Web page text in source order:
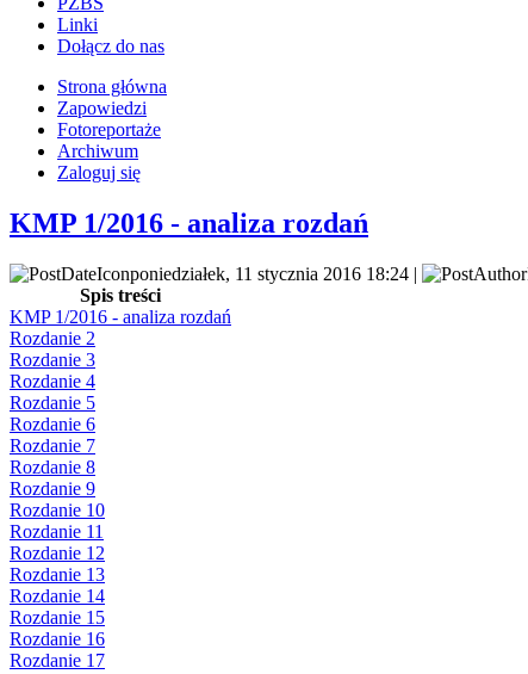
Linki
Dołącz do nas
Strona główna
Zapowiedzi
Fotoreportaże
Archiwum
Zaloguj się
KMP 1/2016 - analiza rozdań
poniedziałek, 11 stycznia 2016 18:24 |
Spis treści
KMP 1/2016 - analiza rozdań
Rozdanie 2
Rozdanie 3
Rozdanie 4
Rozdanie 5
Rozdanie 6
Rozdanie 7
Rozdanie 8
Rozdanie 9
Rozdanie 10
Rozdanie 11
Rozdanie 12
Rozdanie 13
Rozdanie 14
Rozdanie 15
Rozdanie 16
Rozdanie 17